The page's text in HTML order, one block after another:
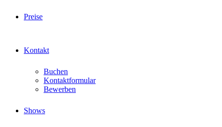
Preise
Kontakt
Buchen
Kontaktformular
Bewerben
Shows